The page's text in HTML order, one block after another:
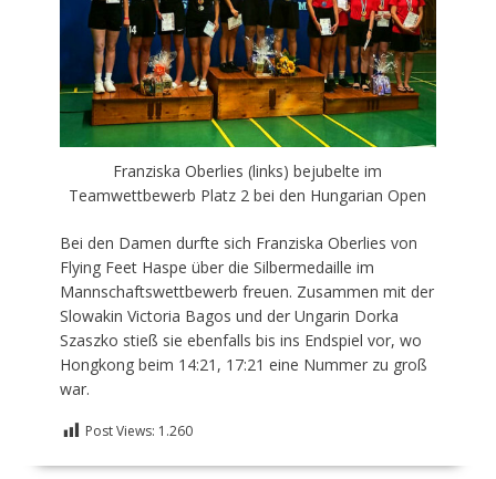
Franziska Oberlies (links) bejubelte im
Teamwettbewerb Platz 2 bei den Hungarian Open
Bei den Damen durfte sich Franziska Oberlies von
Flying Feet Haspe über die Silbermedaille im
Mannschaftswettbewerb freuen. Zusammen mit der
Slowakin Victoria Bagos und der Ungarin Dorka
Szaszko stieß sie ebenfalls bis ins Endspiel vor, wo
Hongkong beim 14:21, 17:21 eine Nummer zu groß
war.
Post Views: 1.260